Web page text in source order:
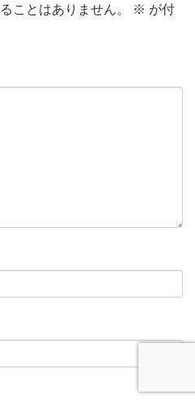
ことはありません。 ※ が付